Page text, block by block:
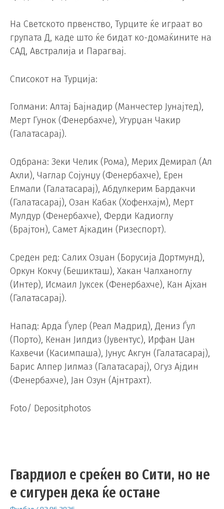
На Светското првенство, Турците ќе играат во
групата Д, каде што ќе бидат ко-домаќините на
САД, Австралија и Парагвај.
Списокот на Турција:
Голмани: Алтај Бајнадир (Манчестер Јунајтед),
Мерт Гунок (Фенербахче), Угурџан Чакир
(Галатасарај).
Одбрана: Зеки Челик (Рома), Мерих Демирал (Ал
Ахли), Чаглар Сојунџу (Фенербахче), Ерен
Елмали (Галатасарај), Абдулкерим Бардакчи
(Галатасарај), Озан Кабак (Хофенхајм), Мерт
Мулдур (Фенербахче), Ферди Кадиоглу
(Брајтон), Самет Ајкадин (Ризеспорт).
Среден ред: Салих Озџан (Борусија Дортмунд),
Оркун Кокчу (Бешикташ), Хакан Чалханоглу
(Интер), Исмаил Јуксек (Фенербахче), Кан Ајхан
(Галатасарај).
Напад: Арда Ѓулер (Реал Мадрид), Дениз Ѓул
(Порто), Кенан Јилдиз (Јувентус), Ирфан Џан
Кахвечи (Касимпаша), Јунус Акгун (Галатасарај),
Барис Алпер Јилмаз (Галатасарај), Огуз Ајдин
(Фенербахче), Јан Озун (Ајнтрахт).
Foto/ Depositphotos
Гвардиол е среќен во Сити, но не
е сигурен дека ќе остане